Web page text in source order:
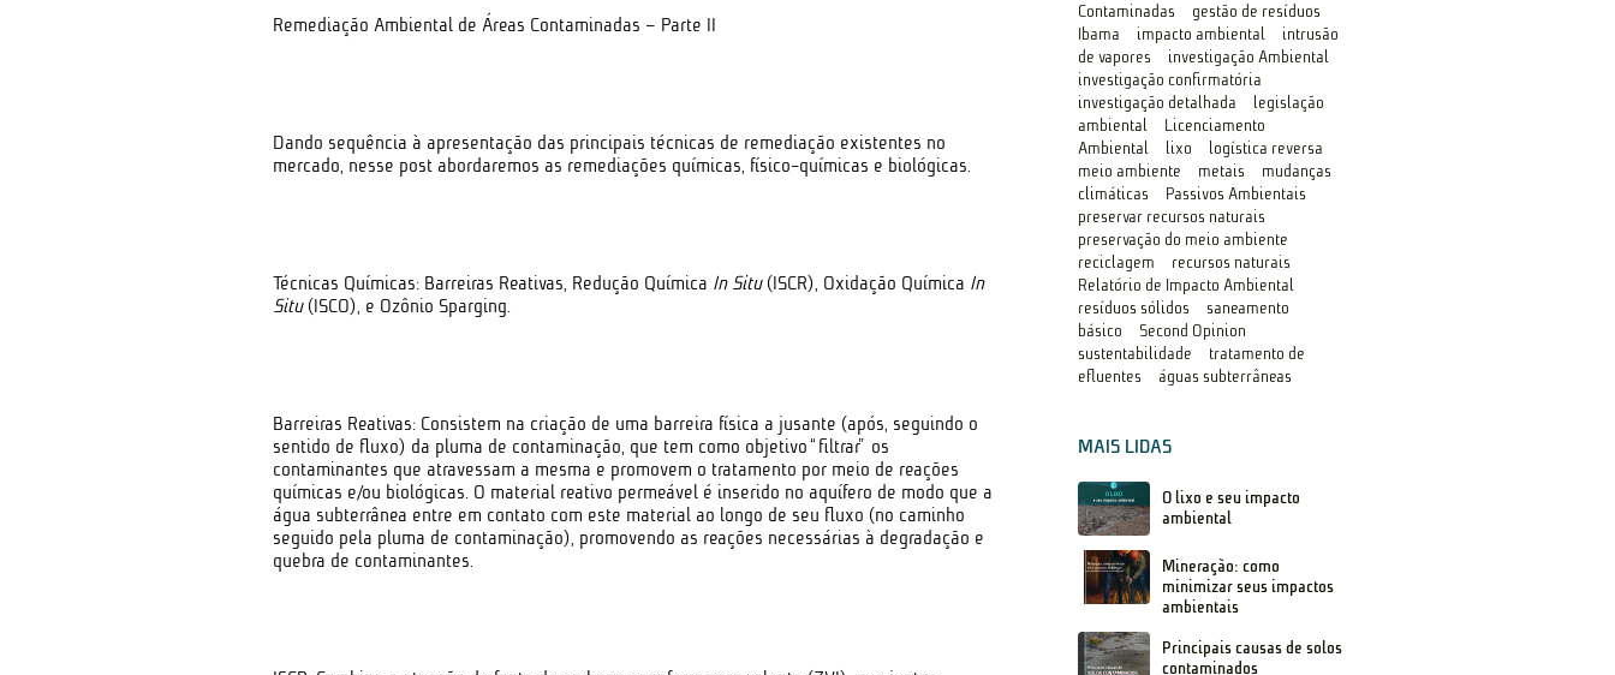
Remediação Ambiental de Áreas Contaminadas – Parte II
Dando sequência à apresentação das principais técnicas de remediação existentes no
mercado, nesse post abordaremos as remediações químicas, físico-químicas e biológicas.
Técnicas Químicas: Barreiras Reativas, Redução Química In Situ(ISCR), Oxidação Química In
Situ(ISCO), e Ozônio Sparging.
Barreiras Reativas: Consistem na criação de uma barreira física a jusante (após, seguindo o
sentido de fluxo) da pluma de contaminação, que tem como objetivo “filtrar” os
contaminantes que atravessam a mesma e promovem o tratamento por meio de reações
químicas e/ou biológicas. O material reativo permeável é inserido no aquífero de modo que a
água subterrânea entre em contato com este material ao longo de seu fluxo (no caminho
seguido pela pluma de contaminação), promovendo as reações necessárias à degradação e
quebra de contaminantes.
Contaminadas
gestão de resíduos
Ibama
impacto ambiental
intrusão
de vapores
investigação Ambiental
investigação confirmatória
investigação detalhada
legislação
ambiental
Licenciamento
Ambiental
lixo
logística reversa
meio ambiente
metais
mudanças
climáticas
Passivos Ambientais
preservar recursos naturais
preservação do meio ambiente
reciclagem
recursos naturais
Relatório de Impacto Ambiental
resíduos sólidos
saneamento
básico
Second Opinion
sustentabilidade
tratamento de
efluentes
águas subterrâneas
MAIS LIDAS
O lixo e seu impacto
ambiental
Mineração: como
minimizar seus impactos
ambientais
Principais causas de solos
contaminados